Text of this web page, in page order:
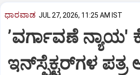
ಧಾರವಾಡ JUL 27, 2026, 11:25 AM IST
ʼವರ್ಗಾವಣೆ
ಇನ್‌ಸ್ಪೆಕ್ಟರ್‌ಗಳ